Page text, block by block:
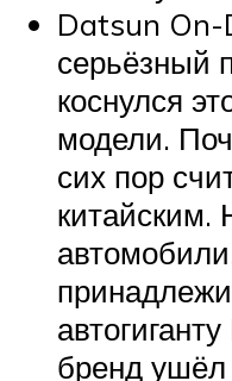
Datsun
серьёзный
коснулся
модели.
сих пор
китайским.
бренд ушёл